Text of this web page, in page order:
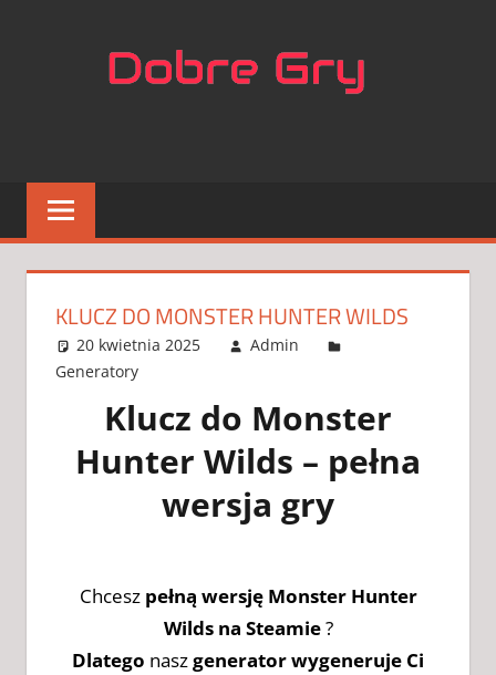
KLUCZ DO MONSTER HUNTER WILDS
20 kwietnia 2025
Admin
Generatory
Klucz do Monster
Hunter Wilds – pełna
wersja gry
Chcesz pełną wersję Monster Hunter
Wilds na Steamie?
Dlatego naszgenerator wygeneruje Ci